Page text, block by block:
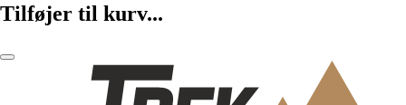
Tilføjer til kurv...